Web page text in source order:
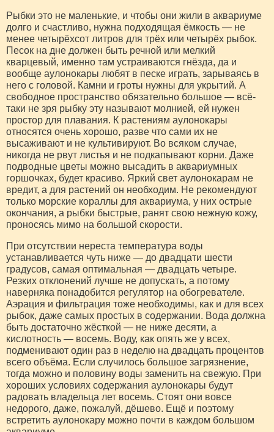
Рыбки это не маленькие, и чтобы они жили в аквариуме
долго и счастливо, нужна подходящая ёмкость — не
менее четырёхсот литров для трёх или четырёх рыбок.
Песок на дне должен быть речной или мелкий
кварцевый, именно там устраиваются гнёзда, да и
вообще аулонокары любят в песке играть, зарываясь в
него с головой. Камни и гроты нужны для укрытий. А
свободное пространство обязательно большое — всё-
таки не зря рыбку эту называют молнией, ей нужен
простор для плавания. К растениям аулонокары
относятся очень хорошо, разве что сами их не
высаживают и не культивируют. Во всяком случае,
никогда не рвут листья и не подкапывают корни. Даже
подводные цветы можно высадить в аквариумных
горшочках, будет красиво. Яркий свет аулонокарам не
вредит, а для растений он необходим. Не рекомендуют
только морские кораллы для аквариума, у них острые
окончания, а рыбки быстрые, ранят свою нежную кожу,
проносясь мимо на большой скорости.
При отсутствии нереста температура воды
устанавливается чуть ниже — до двадцати шести
градусов, самая оптимальная — двадцать четыре.
Резких отклонений лучше не допускать, а потому
наверняка понадобится регулятор на обогревателе.
Аэрация и фильтрация тоже необходимы, как и для всех
рыбок, даже самых простых в содержании. Вода должна
быть достаточно жёсткой — не ниже десяти, а
кислотность — восемь. Воду, как опять же у всех,
подменивают один раз в неделю на двадцать процентов
всего объёма. Если случилось большое загрязнение,
тогда можно и половину воды заменить на свежую. При
хороших условиях содержания аулонокары будут
радовать владельца лет восемь. Стоят они вовсе
недорого, даже, пожалуй, дёшево. Ещё и поэтому
встретить аулонокару можно почти в каждом большом